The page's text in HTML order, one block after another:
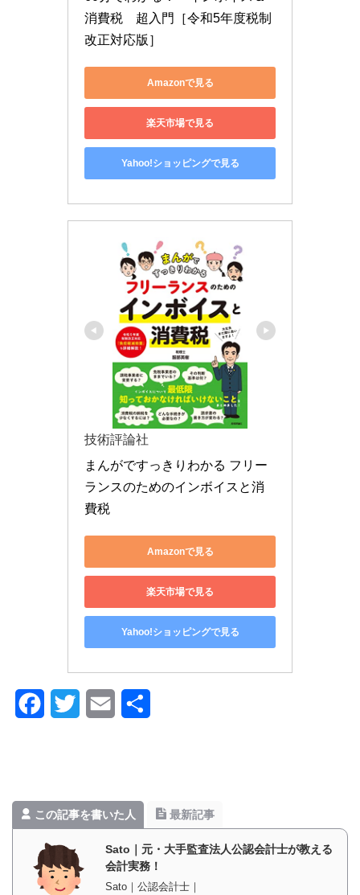
消費税　超入門［令和5年度税制
改正対応版］
Amazonで見る
楽天市場で見る
Yahoo!ショッピングで見る
技術評論社
まんがですっきりわかる フリー
ランスのためのインボイスと消
費税
Amazonで見る
楽天市場で見る
Yahoo!ショッピングで見る
b
o
o
t
r
l
この記事を書いた人 最新記事
Sato｜元・大手監査法人公認会計士が教える
会計実務！
Sato｜公認会計士｜